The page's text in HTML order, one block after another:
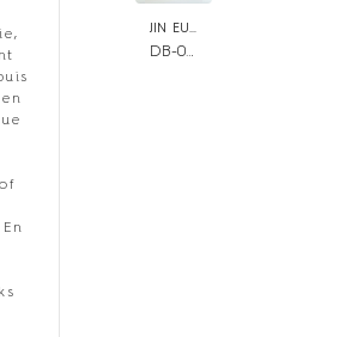
JIN EUI KIM
DB-08 – OPverse-Cylindrical form with Blocks